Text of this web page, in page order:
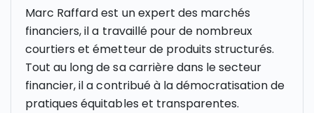
Marc Raffard est un expert des marchés
financiers, il a travaillé pour de nombreux
courtiers et émetteur de produits structurés.
Tout au long de sa carrière dans le secteur
financier, il a contribué à la démocratisation de
pratiques équitables et transparentes.